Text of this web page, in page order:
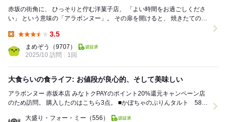
赤坂の街角に、 ひっそりと佇む洋菓子店、 「よい時間をお過ごしくださ
い」 という意味の「アラボンヌー」。 その扉を開けると、 焼きたてのタ
3.5
まめぞう
（9707）
2025/10 訪問
1回
大食らいの食ライフ: お値段が良心的、そして美味しい
アラボンヌー 赤坂本店 みなトクPAYのポイント20%還元キャンペーン店
のため訪問。 購入したのはこちら3点。 ■かぼちゃのぷりんタルト 580
大盛り・フォー・ミー （556）